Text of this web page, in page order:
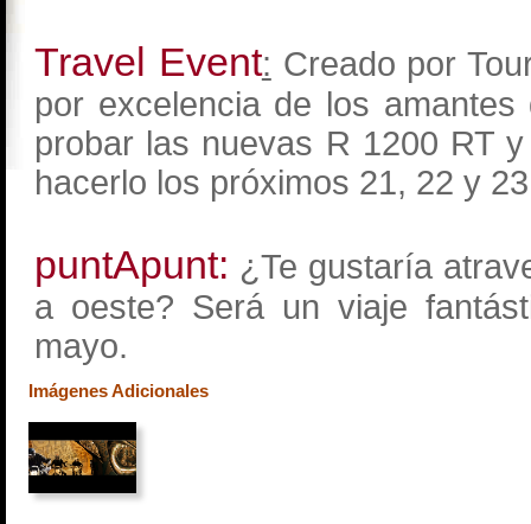
Travel Event: Creado por
por excelencia de los
probar las nuevas R 1200 RT
hacerlo los próximos 21, 22 y
puntApunt: ¿Te gustaría
a oeste? Será un viaje
mayo.
Imágenes Adicionales